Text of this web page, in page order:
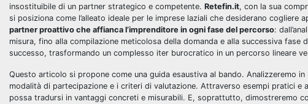
insostituibile di un partner strategico e competente. Retefin.it, con la sua
si posiziona come l’alleato ideale per le imprese laziali che desiderano cogliere
partner proattivo che affianca l’imprenditore in ogni fase del percorso:
misura, fino alla compilazione meticolosa della domanda e alla successiva fase
successo, trasformando un complesso iter burocratico in un percorso lineare
Questo articolo si propone come una guida esaustiva al bando. Analizzeremo
modalità di partecipazione e i criteri di valutazione. Attraverso esempi pratici
possa tradursi in vantaggi concreti e misurabili. E, soprattutto, dimostreremo